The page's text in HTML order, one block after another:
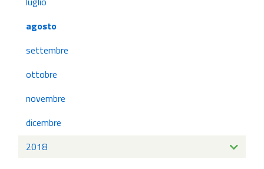
agosto
settembre
ottobre
novembre
dicembre
2018